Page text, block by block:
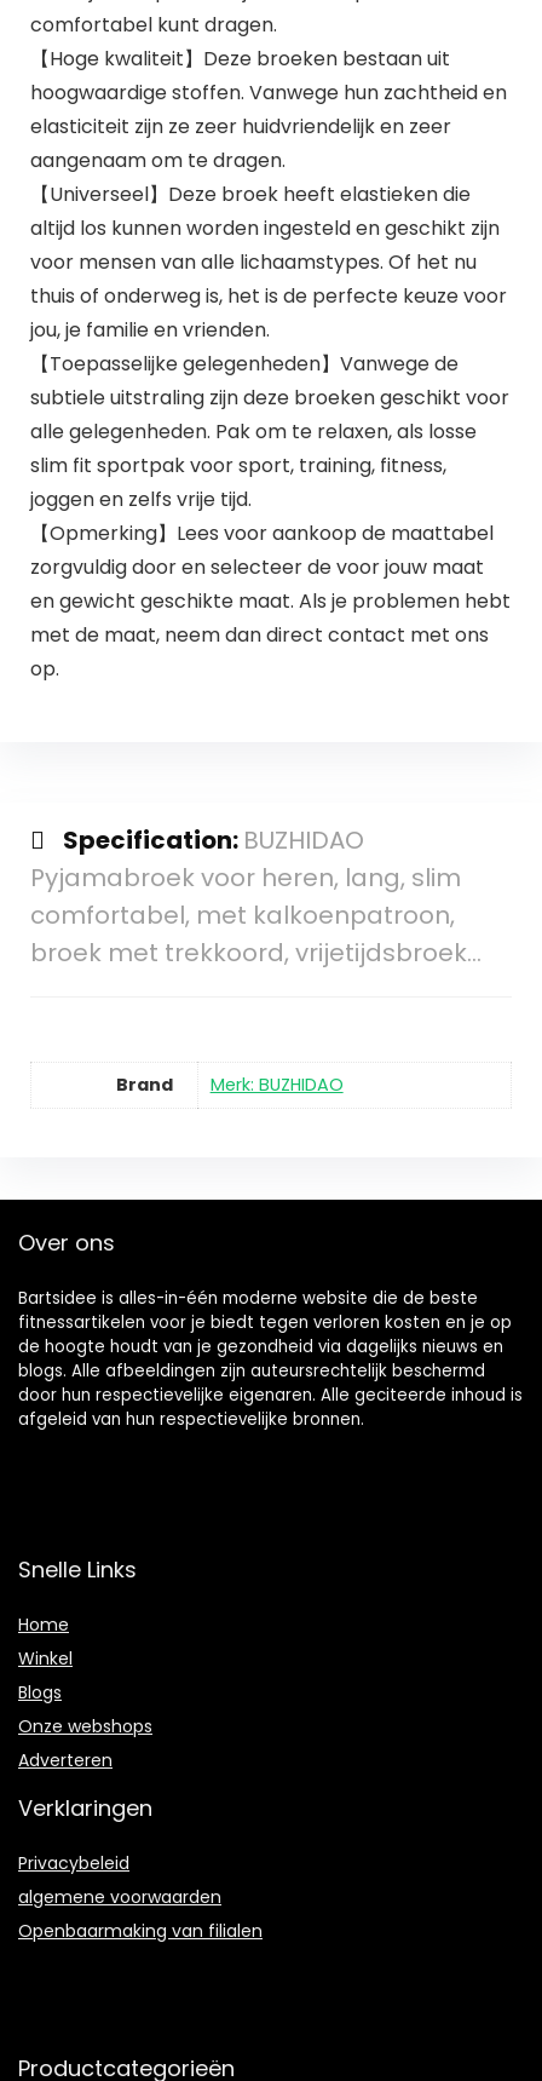
comfortabel kunt dragen.
【Hoge kwaliteit】Deze broeken bestaan uit
hoogwaardige stoffen. Vanwege hun zachtheid en
elasticiteit zijn ze zeer huidvriendelijk en zeer
aangenaam om te dragen.
【Universeel】Deze broek heeft elastieken die
altijd los kunnen worden ingesteld en geschikt zijn
voor mensen van alle lichaamstypes. Of het nu
thuis of onderweg is, het is de perfecte keuze voor
jou, je familie en vrienden.
【Toepasselijke gelegenheden】Vanwege de
subtiele uitstraling zijn deze broeken geschikt voor
alle gelegenheden. Pak om te relaxen, als losse
slim fit sportpak voor sport, training, fitness,
joggen en zelfs vrije tijd.
【Opmerking】Lees voor aankoop de maattabel
zorgvuldig door en selecteer de voor jouw maat
en gewicht geschikte maat. Als je problemen hebt
met de maat, neem dan direct contact met ons
op.
Specification: BUZHIDAO
Pyjamabroek voor heren, lang, slim
comfortabel, met kalkoenpatroon,
broek met trekkoord, vrijetijdsbroek…
Brand Merk: BUZHIDAO
Over ons
Bartsidee is alles-in-één moderne website die de beste
fitnessartikelen voor je biedt tegen verloren kosten en je op
de hoogte houdt van je gezondheid via dagelijks nieuws en
blogs. Alle afbeeldingen zijn auteursrechtelijk beschermd
door hun respectievelijke eigenaren. Alle geciteerde inhoud is
afgeleid van hun respectievelijke bronnen.
Snelle Links
Home
Winkel
Blogs
Onze webshops
Adverteren
Verklaringen
Privacybeleid
algemene voorwaarden
Openbaarmaking van filialen
Productcategorieën